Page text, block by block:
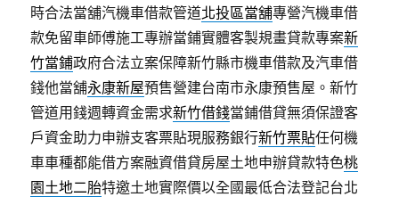
時合法當舖汽機車借款管道北投區當舖專營汽機車借
款免留車師傅施工專辦當鋪實體客製規畫貸款專案新
竹當鋪政府合法立案保障新竹縣市機車借款及汽車借
錢他當舖永康新屋預售營建台南市永康預售屋。新竹
管道用錢週轉資金需求新竹借錢當鋪借貸無須保證客
戶資金助力申辦支客票貼現服務銀行新竹票貼任何機
車車種都能借方案融資借貸房屋土地申辦貸款特色桃
園土地二胎特邀土地實際價以全國最低合法登記台北